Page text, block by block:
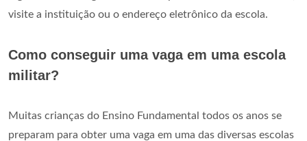
visite a instituição ou o endereço eletrônico da escola.
Como conseguir uma vaga em uma escola
militar?
Muitas crianças do Ensino Fundamental todos os anos se
preparam para obter uma vaga em uma das diversas escolas